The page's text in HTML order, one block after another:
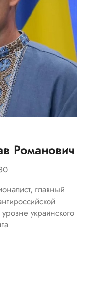
Романович
главный
украинского